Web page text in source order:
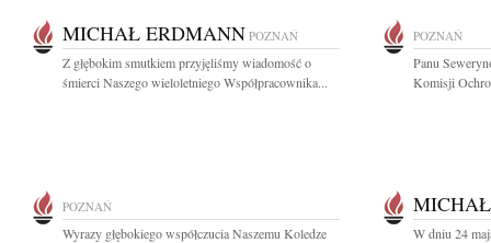
MICHAŁ ERDMANN POZNAŃ
Z głębokim smutkiem przyjęliśmy wiadomość o
śmierci Naszego wieloletniego Współpracownika...
POZNAŃ
Panu
Komisji
POZNAŃ
Wyrazy głębokiego współczucia Naszemu Koledze
W dniu 24